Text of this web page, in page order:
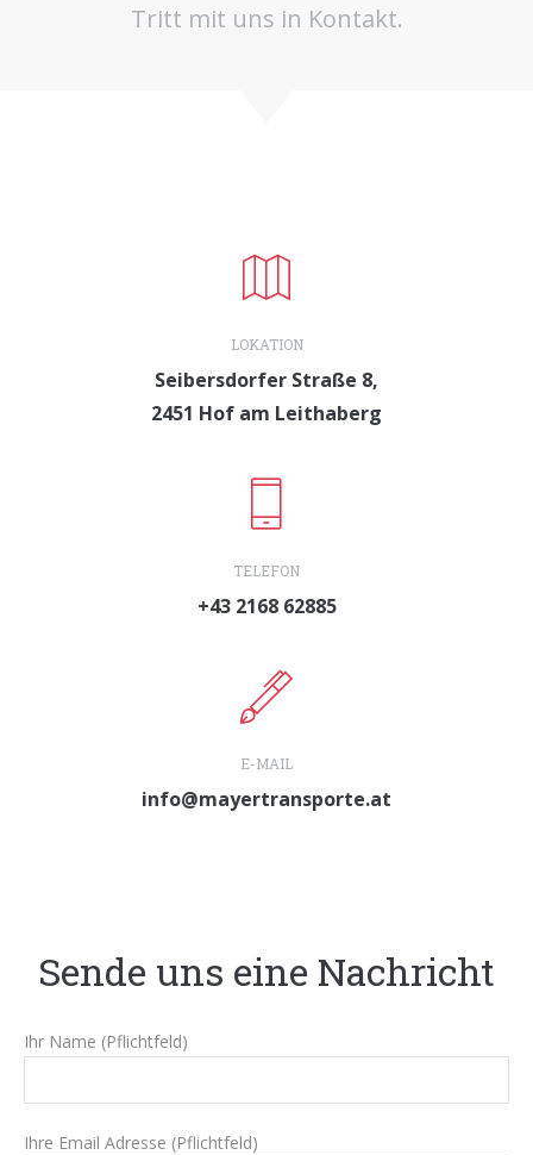
Tritt mit uns in Kontakt.
LOKATION
Seibersdorfer Straße 8,
2451 Hof am Leithaberg
TELEFON
+43 2168 62885
E-MAIL
info@mayertransporte.at
Sende uns eine Nachricht
Ihr Name (Pflichtfeld)
Ihre Email Adresse (Pflichtfeld)